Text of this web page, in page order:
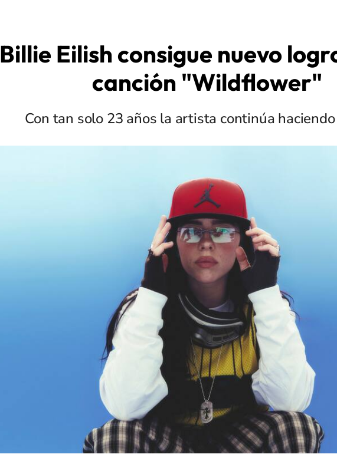
Billie Eilish consigue nuevo
canción "Wildflower"
Con tan solo 23 años la artista continúa